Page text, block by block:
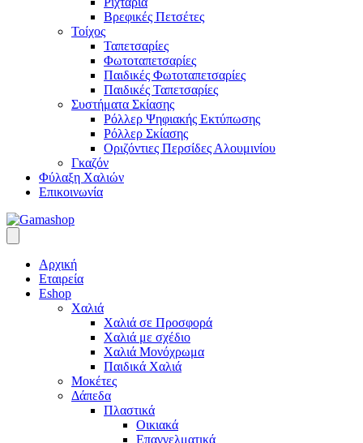
Βρεφικές Πετσέτες
Τοίχος
Ταπετσαρίες
Φωτοταπετσαρίες
Παιδικές Φωτοταπετσαρίες
Παιδικές Ταπετσαρίες
Συστήματα Σκίασης
Ρόλλερ Ψηφιακής Εκτύπωσης
Ρόλλερ Σκίασης
Οριζόντιες Περσίδες Αλουμινίου
Γκαζόν
Φύλαξη Χαλιών
Επικοινωνία
Αρχική
Εταιρεία
Eshop
Χαλιά
Χαλιά σε Προσφορά
Χαλιά με σχέδιο
Χαλιά Μονόχρωμα
Παιδικά Χαλιά
Μοκέτες
Δάπεδα
Πλαστικά
Οικιακά
Επαγγελματικά